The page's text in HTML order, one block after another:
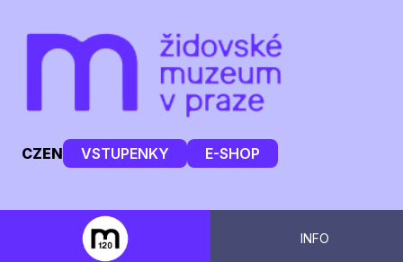
CZEN VSTUPENKY E-SHOP
INFO